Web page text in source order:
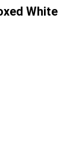
White